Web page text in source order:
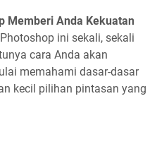
Memberi Anda Kekuatan
ini sekali, sekali
cara Anda akan
memahami dasar-dasar
kecil pilihan pintasan yang